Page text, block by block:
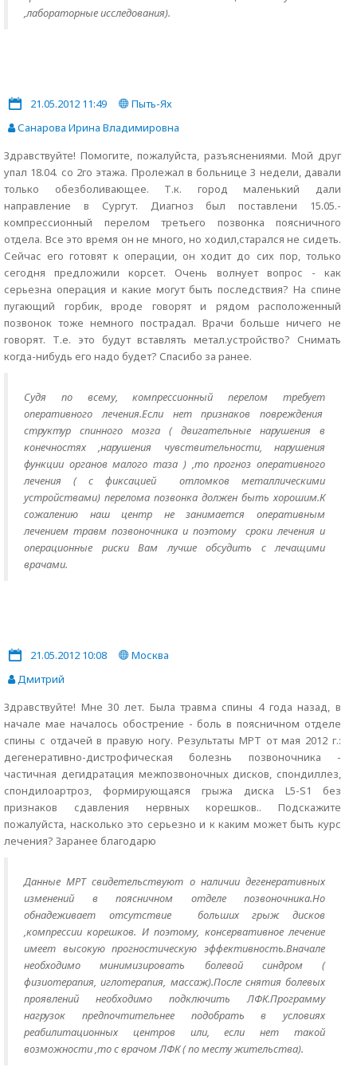
,лабораторные исследования).
21.05.2012 11:49
Пыть-Ях
Санарова Ирина Владимировна
Здравствуйте! Помогите, пожалуйста, разъяснениями. Мой друг
упал 18.04. со 2го этажа. Пролежал в больнице 3 недели, давали
только обезболивающее. Т.к. город маленький дали
направление в Сургут. Диагноз был поставлени 15.05.-
компрессионный перелом третьего позвонка поясничного
отдела. Все это время он не много, но ходил,старался не сидеть.
Сейчас его готовят к операции, он ходит до сих пор, только
сегодня предложили корсет. Очень волнует вопрос - как
серьезна операция и какие могут быть последствия? На спине
пугающий горбик, вроде говорят и рядом расположенный
позвонок тоже немного пострадал. Врачи больше ничего не
говорят. Т.е. это будут вставлять метал.устройство? Снимать
когда-нибудь его надо будет? Спасибо за ранее.
Судя по всему, компрессионный перелом требует
оперативного лечения.Если нет признаков повреждения
структур спинного мозга ( двигательные нарушения в
конечностях ,нарушения чувствительности, нарушения
функции органов малого таза ) ,то прогноз оперативного
лечения ( с фиксацией отломков металлическими
устройствами) перелома позвонка должен быть хорошим.К
сожалению наш центр не занимается оперативным
лечением травм позвоночника и поэтому сроки лечения и
операционные риски Вам лучше обсудить с лечащими
врачами.
21.05.2012 10:08
Москва
Дмитрий
Здравствуйте! Мне 30 лет. Была травма спины 4 года назад, в
начале мае началось обострение - боль в поясничном отделе
спины с отдачей в правую ногу. Результаты МРТ от мая 2012 г.:
дегенеративно-дистрофическая болезнь позвоночника -
частичная дегидратация межпозвоночных дисков, спондиллез,
спондилоартроз, формирующаяся грыжа диска L5-S1 без
признаков сдавления нервных корешков.. Подскажите
пожалуйста, насколько это серьезно и к каким может быть курс
лечения? Заранее благодарю
Данные МРТ свидетельствуют о наличии дегенеративных
изменений в поясничном отделе позвоночника.Но
обнадеживает отсутствие больших грыж дисков
,компрессии корешков. И поэтому, консервативное лечение
имеет высокую прогностическую эффективность.Вначале
необходимо минимизировать болевой синдром (
физиотерапия, иглотерапия, массаж).После снятия болевых
проявлений необходимо подключить ЛФК.Программу
нагрузок предпочтительнее подобрать в условиях
реабилитационных центров или, если нет такой
возможности ,то с врачом ЛФК ( по месту жительства).